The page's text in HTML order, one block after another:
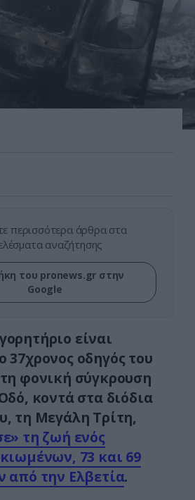
περισσότερα άρθρα στα
αναζήτησης
του pronews.gr στην
Google
είναι
37χρονος οδηγός του
φονική σύγκρουση
κοντά στα διόδια
τη Μεγάλη Τρίτη,
τη ζωή ενός
73 και 69
από την Ελβετία.